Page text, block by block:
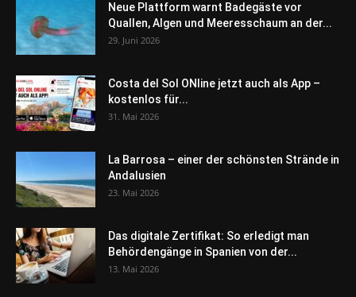
Neue Plattform warnt Badegäste vor
Quallen, Algen und Meeresschaum an der...
29. Juni 2026
Costa del Sol ONline jetzt auch als App –
kostenlos für...
31. Mai 2026
La Barrosa – einer der schönsten Strände in
Andalusien
23. Mai 2026
Das digitale Zertifikat: So erledigt man
Behördengänge in Spanien von der...
13. Mai 2026